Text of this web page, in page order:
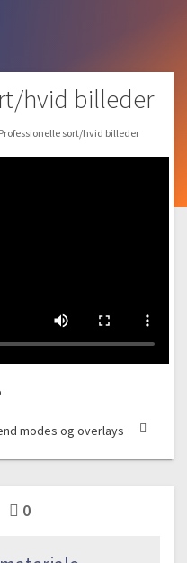
hvid billeder
Professionelle sort/hvid billeder
modes og overlays
0